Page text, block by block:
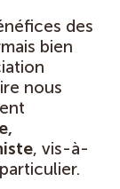
des
bien
nous
, vis-à-